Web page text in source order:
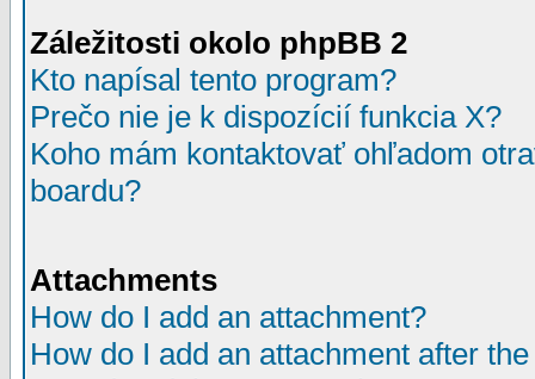
Záležitosti okolo phpBB 2
Kto napísal tento program?
Prečo nie je k dispozícií funkcia X?
Koho mám kontaktovať ohľadom
boardu?
Attachments
How do I add an attachment?
How do I add an attachment after